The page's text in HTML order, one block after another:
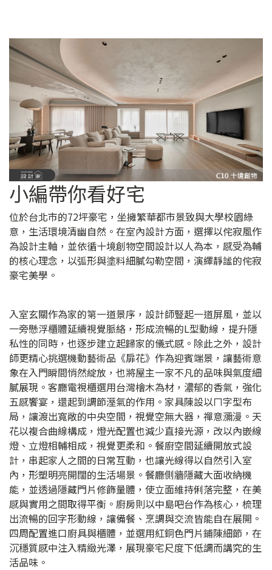
小編帶你看好宅
位於台北市的72坪豪宅，坐擁繁華都市景致與大學校園綠
意，生活環境清幽自然。在室內設計方面，選擇以侘寂風作
為設計主軸，並依循十境創物空間設計以人為本，感受為輔
的核心理念，以弧形與塗料細膩勾勒空間，演繹靜謐的侘寂
豪宅美學。
入室玄關作為家的第一道景序，設計師豎起一道屏風，並以
一旁懸浮櫃體延續視覺脈絡，形成流暢的L型動線，提升隱
私性的同時，也逐步建立起歸家的儀式感。除此之外，設計
師更精心挑選機動藝術品《扉花》作為迎賓端景，讓藝術意
象在入門瞬間悄然綻放，也將屋主一家不凡的品味與氣度細
膩展現。客廳電視櫃選用台灣檜木為材，濃郁的香氣，強化
五感饗宴，還起到調節溼氣的作用。家具陳設以ㄇ字型布
局，讓渡出寬敞的中央空間，視覺空無大器，禪意瀰漫。天
花以複合曲線構成，燈光配置也減少直接光源，改以內嵌線
燈、立燈相輔相成，視覺更柔和。餐廚空間延續開放式設
計，串起家人之間的日常互動，也讓光線得以自然引入室
內，形塑明亮開闊的生活場景。餐廳側牆隱藏大面收納機
能，並透過隱藏門片修飾量體，使立面維持俐落完整，在美
感與實用之間取得平衡。廚房則以中島吧台作為核心，梳理
出流暢的回字形動線，讓備餐、烹調與交流皆能自在展開。
四周配置進口廚具與櫃體，並選用紅銅色門片鋪陳細節，在
沉穩質感中注入精緻光澤，展現豪宅尺度下低調而講究的生
活品味。